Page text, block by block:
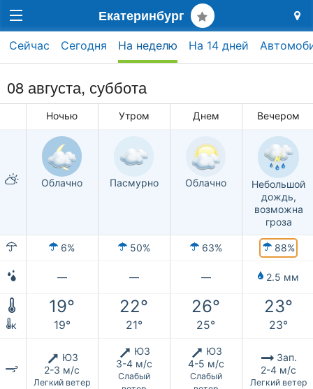
Екатеринбург
Сейчас Сегодня На неделю На 14 дней
08 августа, суббота
Ночью Утром Днем Вечером
Облачно Пасмурно Облачно
Небольшой
дождь,
возможна
гроза
6% 50% 63% 88%
— — — 2.5 мм
19° 22° 26° 23°
к 19° 21° 25° 23°
ЮЗ
2-3 м/с
Легкий ветер
ЮЗ
3-4 м/с
Слабый
ЮЗ
4-5 м/с
Слабый
Зап.
2-4 м/с
Легкий ветер